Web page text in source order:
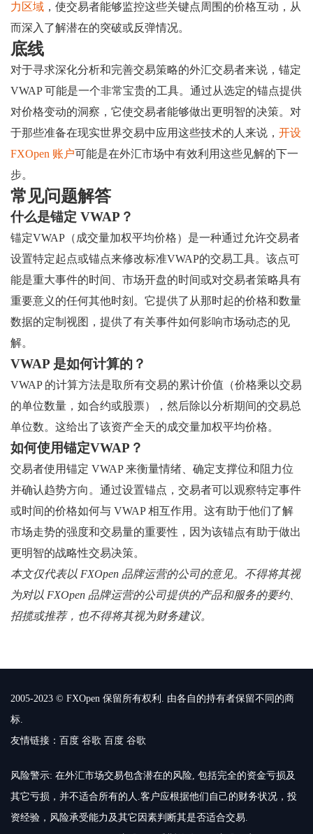
力区域 ，使交易者能够监控这些关键点周围的价格互动，从
而深入了解潜在的突破或反弹情况。
底线
对于寻求深化分析和完善交易策略的外汇交易者来说，锚定
VWAP 可能是一个非常宝贵的工具。通过从选定的锚点提供
对价格变动的洞察，它使交易者能够做出更明智的决策。对
于那些准备在现实世界交易中应用这些技术的人来说， 开设
FXOpen 账户可能是在外汇市场中有效利用这些见解的下一
步。
常见问题解答
什么是锚定 VWAP？
锚定VWAP（成交量加权平均价格）是一种通过允许交易者
设置特定起点或锚点来修改标准VWAP的交易工具。该点可
能是重大事件的时间、市场开盘的时间或对交易者策略具有
重要意义的任何其他时刻。它提供了从那时起的价格和数量
数据的定制视图，提供了有关事件如何影响市场动态的见
解。
VWAP 是如何计算的？
VWAP 的计算方法是取所有交易的累计价值（价格乘以交易
的单位数量，如合约或股票），然后除以分析期间的交易总
单位数。这给出了该资产全天的成交量加权平均价格。
如何使用锚定VWAP？
交易者使用锚定 VWAP 来衡量情绪、确定支撑位和阻力位
并确认趋势方向。通过设置锚点，交易者可以观察特定事件
或时间的价格如何与 VWAP 相互作用。这有助于他们了解
市场走势的强度和交易量的重要性，因为该锚点有助于做出
更明智的战略性交易决策。
本文仅代表以 FXOpen 品牌运营的公司的意见。不得将其视
为对以 FXOpen 品牌运营的公司提供的产品和服务的要约、
招揽或推荐，也不得将其视为财务建议。
2005-2023 © FXOpen 保留所有权利. 由各自的持有者保留不同的商
标.
友情链接： 百度 谷歌 百度 谷歌
风险警示: 在外汇市场交易包含潜在的风险, 包括完全的资金亏损及
其它亏损，并不适合所有的人.客户应根据他们自己的财务状况，投
资经验，风险承受能力及其它因素判断其是否适合交易.